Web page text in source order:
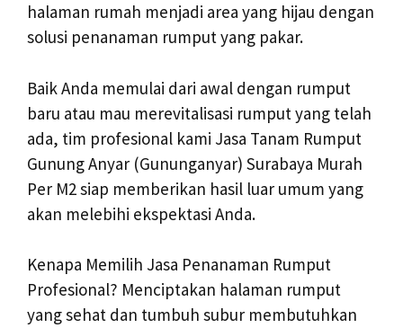
halaman rumah menjadi area yang hijau dengan
solusi penanaman rumput yang pakar.
Baik Anda memulai dari awal dengan rumput
baru atau mau merevitalisasi rumput yang telah
ada, tim profesional kami Jasa Tanam Rumput
Gunung Anyar (Gununganyar) Surabaya Murah
Per M2 siap memberikan hasil luar umum yang
akan melebihi ekspektasi Anda.
Kenapa Memilih Jasa Penanaman Rumput
Profesional? Menciptakan halaman rumput
yang sehat dan tumbuh subur membutuhkan